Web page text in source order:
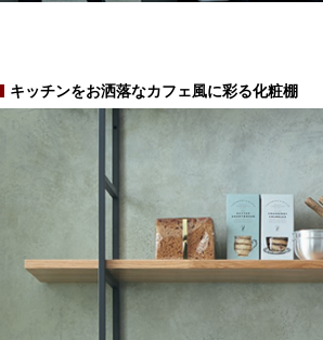
キッチンをお洒落なカフェ風に彩る化粧棚